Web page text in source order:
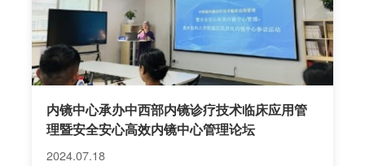
内镜中心承办中西部内镜诊疗技术临床应用管
理暨安全安心高效内镜中心管理论坛
2024.07.18